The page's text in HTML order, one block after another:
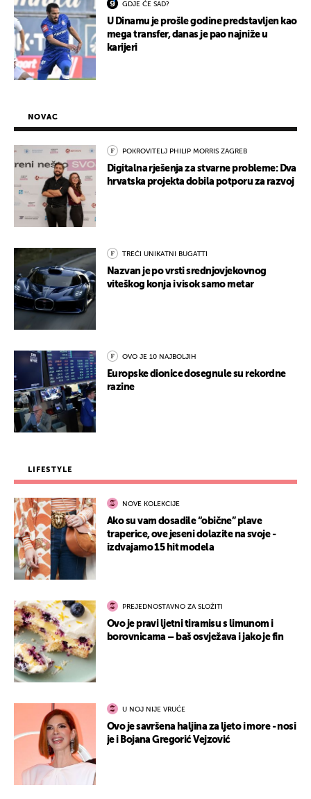
GDJE ĆE SAD?
U Dinamu je prošle godine predstavljen kao
mega transfer, danas je pao najniže u
karijeri
NOVAC
POKROVITELJ PHILIP MORRIS ZAGREB
Digitalna rješenja za stvarne probleme: Dva
hrvatska projekta dobila potporu za razvoj
TREĆI UNIKATNI BUGATTI
Nazvan je po vrsti srednjovjekovnog
viteškog konja i visok samo metar
OVO JE 10 NAJBOLJIH
Europske dionice dosegnule su rekordne
razine
LIFESTYLE
NOVE KOLEKCIJE
Ako su vam dosadile “obične” plave
traperice, ove jeseni dolazite na svoje -
izdvajamo 15 hit modela
PREJEDNOSTAVNO ZA SLOŽITI
Ovo je pravi ljetni tiramisu s limunom i
borovnicama – baš osvježava i jako je fin
U NOJ NIJE VRUĆE
Ovo je savršena haljina za ljeto i more - nosi
je i Bojana Gregorić Vejzović